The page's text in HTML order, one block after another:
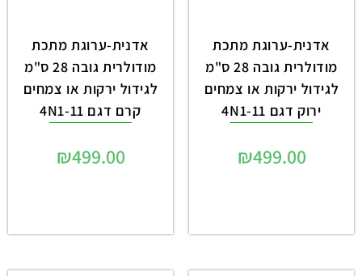
אדנית-ערוגת מתכת
מודולרית גובה 28 ס"מ
לגידול ירקות או צמחים
ירוק דגם 4N1-11
₪499.00
אדנית-ערוגת מתכת
מודולרית גובה 28 ס"מ
לגידול ירקות או צמחים
קרם דגם 4N1-11
₪499.00